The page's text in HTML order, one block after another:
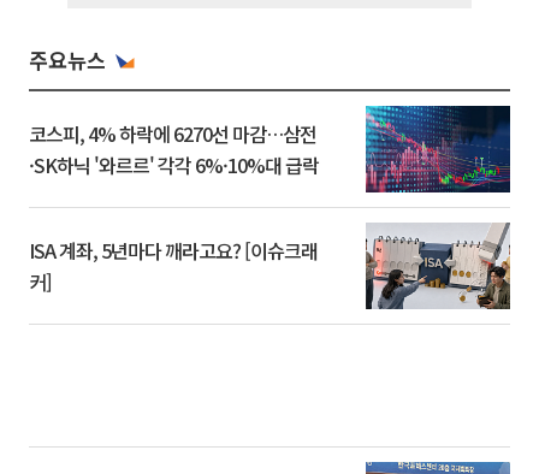
주요뉴스
코스피, 4% 하락에 6270선 마감…삼전
·SK하닉 '와르르' 각각 6%·10%대 급락
ISA 계좌, 5년마다 깨라고요? [이슈크래
커]